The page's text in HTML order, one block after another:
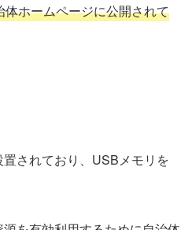
体ホームページに公開されて
置されており、USBメモリを